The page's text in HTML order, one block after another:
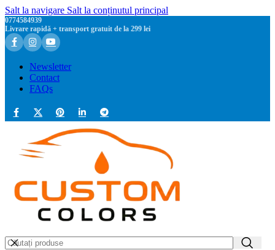
Salt la navigare Salt la conținutul principal
0774584939
Livrare rapidă + transport gratuit de la 299 lei
Newsletter
Contact
FAQs